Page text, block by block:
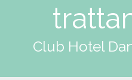
Club Hotel